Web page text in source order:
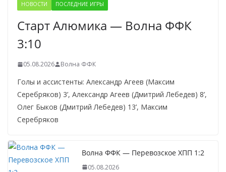
НОВОСТИ ПОСЛЕДНИЕ ИГРЫ
Старт Алюмика — Волна ФФК
3:10
05.08.2026 Волна ФФК
Голы и ассистенты: Александр Агеев (Максим
Серебряков) 3’, Александр Агеев (Дмитрий Лебедев) 8’,
Олег Быков (Дмитрий Лебедев) 13’, Максим
Серебряков
Волна ФФК — Перевозское ХПП 1:2
05.08.2026